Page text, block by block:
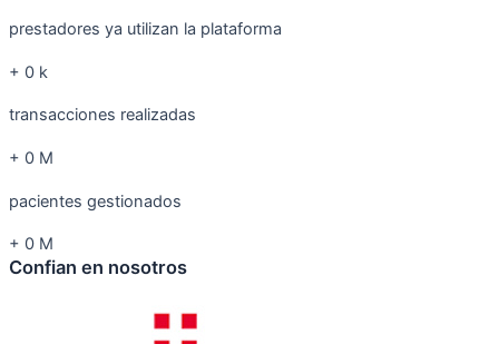
prestadores ya utilizan la plataforma
+ 0 k
transacciones realizadas
+ 0 M
pacientes gestionados
+ 0 M
Confian en nosotros